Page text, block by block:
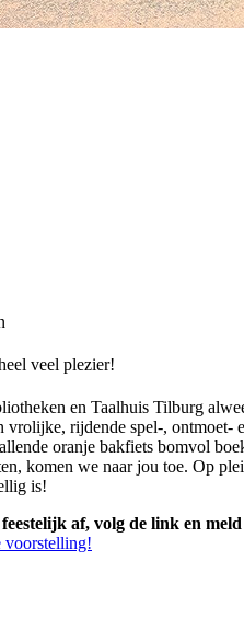
veel plezier!
en Taalhuis Tilburg
vrolijke, rijdende spel-, ontmoet-
oranje bakfiets bomvol
komen we naar jou toe. Op
is!
af, volg de link en
voorstelling!